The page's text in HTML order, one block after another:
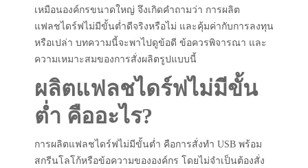
เหมือนองค์กรขนาดใหญ่ จึงเกิดคำถามว่า การผลิต
แฟลชไดร์ฟไม่มีขั้นต่ำดีจริงหรือไม่ และคุ้มค่ากับการลงทุน
หรือเปล่า บทความนี้จะพาไปดูข้อดี ข้อควรพิจารณา และ
ความเหมาะสมของการสั่งผลิตรูปแบบนี้
ผลิตแฟลชไดร์ฟไม่มีขั้น
ต่ำ คืออะไร?
การผลิตแฟลชไดร์ฟไม่มีขั้นต่ำ คือการสั่งทำ USB พร้อม
สกรีนโลโก้หรือข้อความขององค์กร โดยไม่จำเป็นต้องสั่ง